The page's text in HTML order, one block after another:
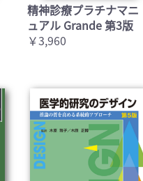
精神診療プラチナマニ
ュアル Grande 第3版
￥3,960